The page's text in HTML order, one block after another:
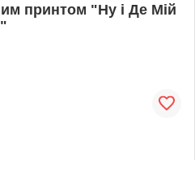
принтом "Ну і Де Мій